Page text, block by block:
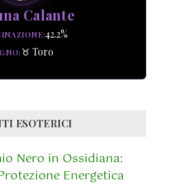
Calante
42.2%
♉ Toro
ESOTERICI
Nero in Ossidiana:
Energetica